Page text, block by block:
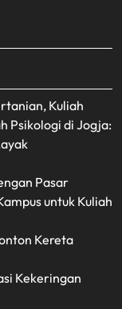
Kuliah
Psikologi di Jogja:
Pasar
untuk Kuliah
Kereta
Kekeringan